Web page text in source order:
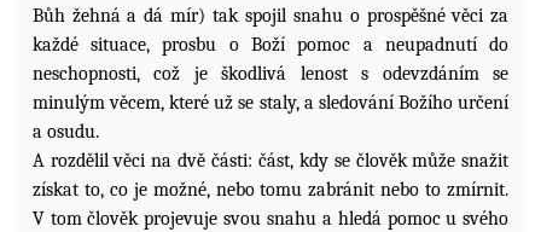
Bůh žehná a dá mír) tak spojil snahu o prospěšné věci za
každé situace, prosbu o Boží pomoc a neupadnutí do
neschopnosti, což je škodlivá lenost s odevzdáním se
minulým věcem, které už se staly, a sledování Božího určení
a osudu.
A rozdělil věci na dvě části: část, kdy se člověk může snažit
získat to, co je možné, nebo tomu zabránit nebo to zmírnit.
V tom člověk projevuje svou snahu a hledá pomoc u svého